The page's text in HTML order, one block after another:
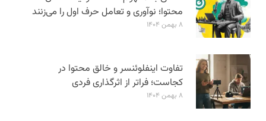
محتوا؛ نوآوری و تعامل حرف اول را می‌زنند
۸ بهمن ۱۴۰۴
تفاوت اینفلوئنسر و خالق محتوا در
کجاست؛ فراتر از اثرگذاری فردی
۸ بهمن ۱۴۰۴